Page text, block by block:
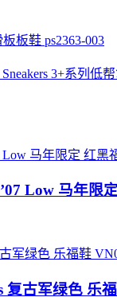
板鞋 ps2363-003
3+系列低
Low 马年限
复古军绿色 乐